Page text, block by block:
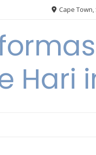
Cape
Hari